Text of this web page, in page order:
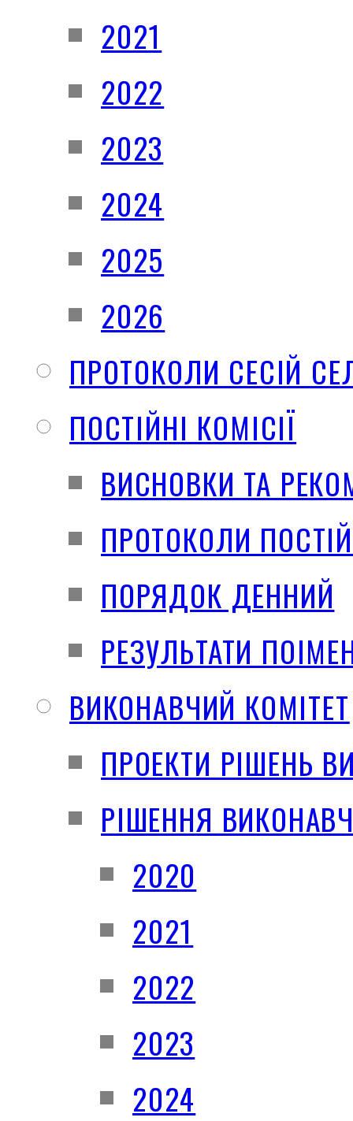
2021
2022
2023
2024
2025
2026
ПРОТОКОЛИ СЕСІЙ
ПОСТІЙНІ КОМІСІЇ
ВИСНОВКИ ТА
ПРОТОКОЛИ
ПОРЯДОК ДЕННИЙ
РЕЗУЛЬТАТИ
ВИКОНАВЧИЙ КОМІТЕТ
ПРОЕКТИ РІШЕНЬ
РІШЕННЯ
2020
2021
2022
2023
2024